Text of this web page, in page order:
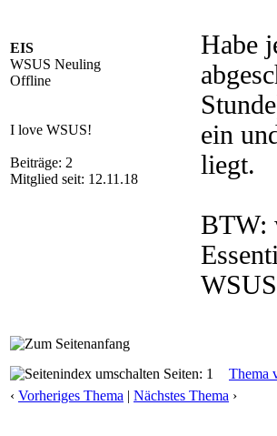
EIS
WSUS Neuling
Offline
I love WSUS!
Beiträge: 2
Mitglied seit: 12.11.18
Habe
ein
liegt.
BTW:
Seiten: 1 Thema
‹ Vorheriges Thema | Nächstes Thema ›